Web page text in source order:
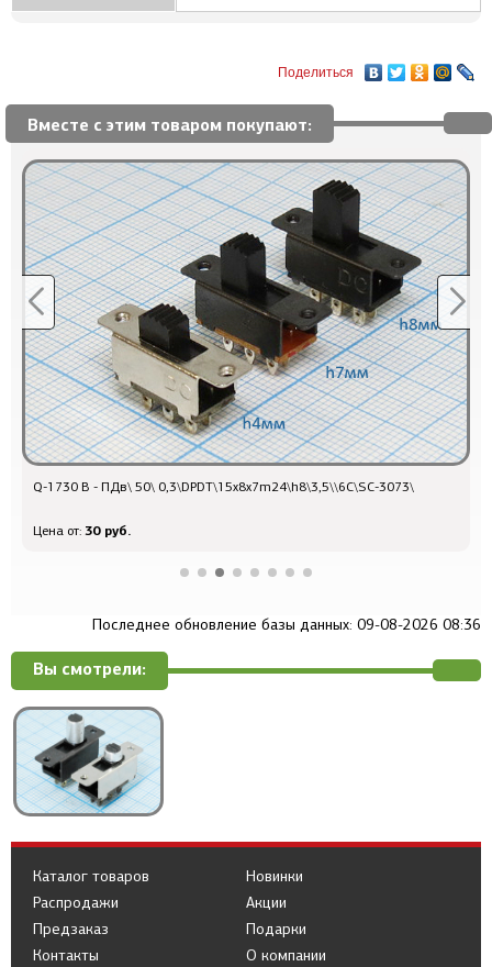
Поделиться
Вместе с этим товаром покупают:
Q-1730 B - ПДв\ 50\ 0,3\DPDT\15x8x7m24\h8\3,5\\6C\SC-3073\
Цена от: 30 руб.
Последнее обновление базы данных: 09-08-2026 08:36
Вы смотрели:
Каталог товаров
Распродажи
Предзаказ
Новинки
Акции
Подарки
Контакты
О компании